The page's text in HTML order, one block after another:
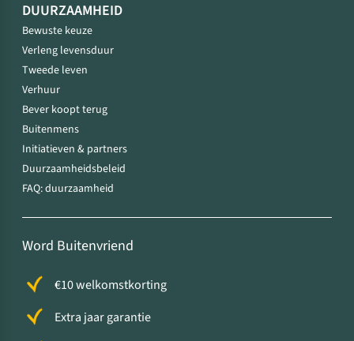
DUURZAAMHEID
Bewuste keuze
Verleng levensduur
Tweede leven
Verhuur
Bever koopt terug
Buitenmens
Initiatieven & partners
Duurzaamheidsbeleid
FAQ: duurzaamheid
Word Buitenvriend
€10 welkomstkorting
Extra jaar garantie